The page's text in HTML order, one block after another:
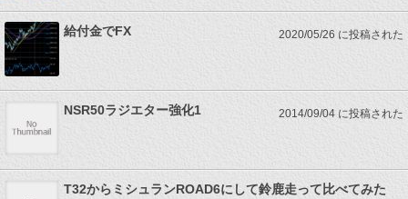
給付金でFX 2020/05/26 に投稿された
NSR50ラジエター強化1 2014/09/04 に投稿された
T32からミシュランROAD6にして鈴鹿走って比べてみた